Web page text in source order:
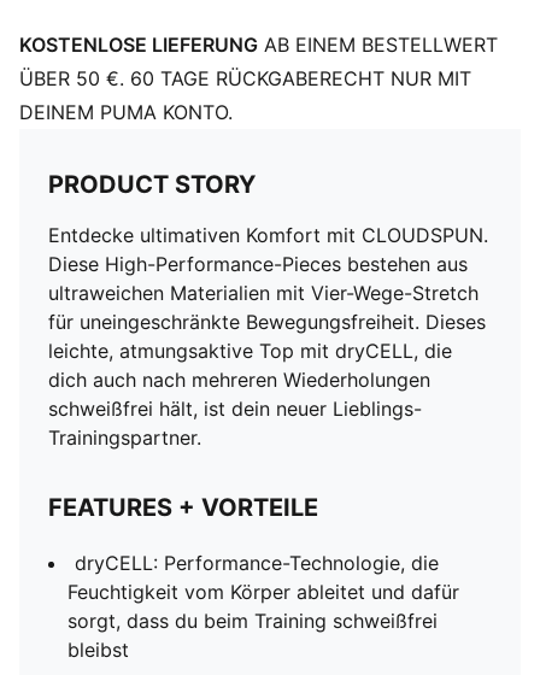
KOSTENLOSE LIEFERUNG AB EINEM BESTELLWERT
ÜBER 50 €. 60 TAGE RÜCKGABERECHT NUR MIT
DEINEM PUMA KONTO.
PRODUCT STORY
Entdecke ultimativen Komfort mit CLOUDSPUN.
Diese High-Performance-Pieces bestehen aus
ultraweichen Materialien mit Vier-Wege-Stretch
für uneingeschränkte Bewegungsfreiheit. Dieses
leichte, atmungsaktive Top mit dryCELL, die
dich auch nach mehreren Wiederholungen
schweißfrei hält, ist dein neuer Lieblings-
Trainingspartner.
FEATURES + VORTEILE
dryCELL: Performance-Technologie, die
Feuchtigkeit vom Körper ableitet und dafür
sorgt, dass du beim Training schweißfrei
bleibst